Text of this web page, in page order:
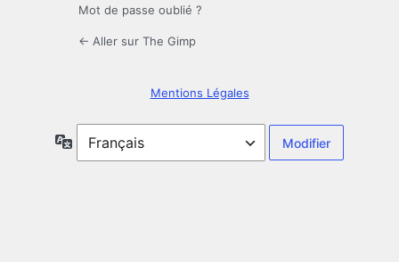
Mot de passe oublié ?
← Aller sur The Gimp
Mentions Légales
Langue